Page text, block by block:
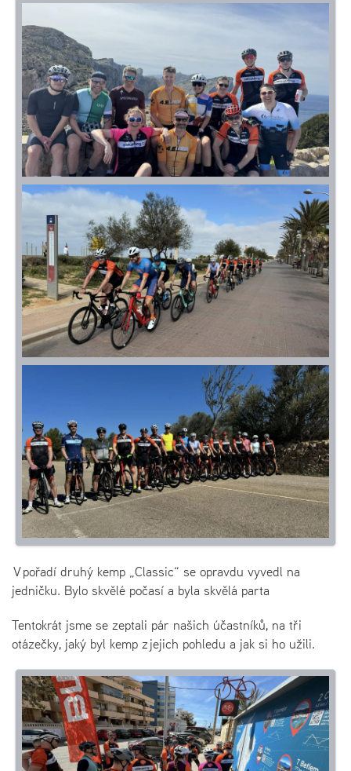
V pořadí druhý kemp „Classic“ se opravdu vyvedl na
jedničku. Bylo skvělé počasí a byla skvělá parta
Tentokrát jsme se zeptali pár našich účastníků, na tři
otázečky, jaký byl kemp z jejich pohledu a jak si ho užili.